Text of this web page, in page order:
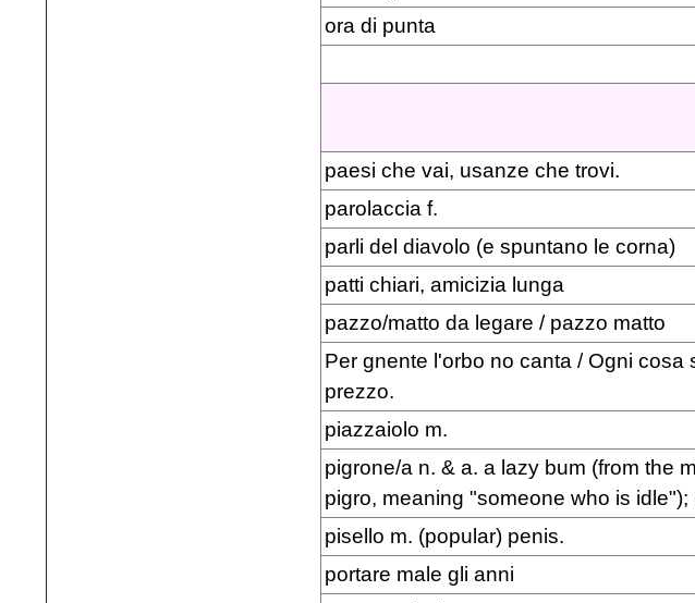
ora di punta
paesi che vai, usanze che trovi.
parolaccia f.
parli del diavolo (e spuntano le corna)
patti chiari, amicizia lunga
pazzo/matto da legare / pazzo matto
Per gnente l'orbo no canta / Ogni cosa
prezzo.
piazzaiolo m.
pigrone/a n. & a. a lazy bum (from the
pigro, meaning "someone who is idle");
pisello m. (popular) penis.
portare male gli anni